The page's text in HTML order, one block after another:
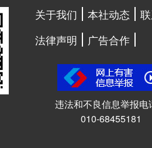
关于我们 本社动态
法律声明
广告合作
违法和不良信息举报电
010-68455181